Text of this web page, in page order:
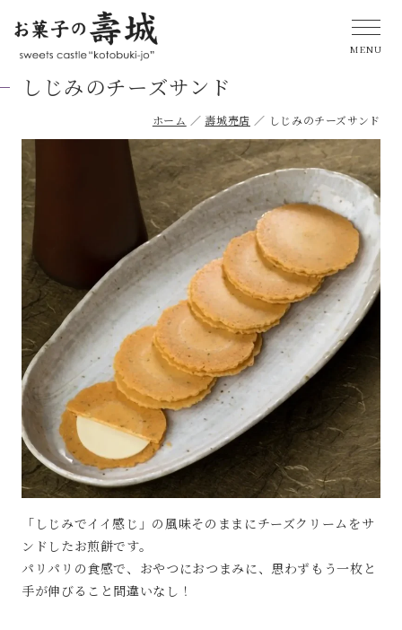
しじみのチーズサンド
ホーム 壽城売店 しじみのチーズサンド
「しじみでイイ感じ」の風味そのままにチーズクリームをサ
ンドしたお煎餅です。
パリパリの食感で、おやつにおつまみに、思わずもう一枚と
手が伸びること間違いなし！